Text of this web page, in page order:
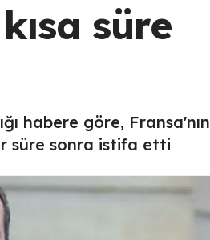
süre
habere göre, Fransa'nın
süre sonra istifa etti